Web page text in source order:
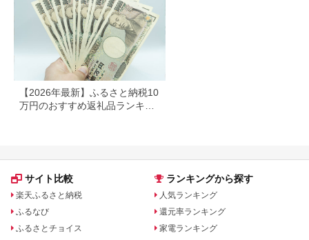
【2026年最新】ふるさと納税10
万円のおすすめ返礼品ランキン
サイト比較
楽天ふるさと納税
ふるなび
ふるさとチョイス
ランキングから探す
人気ランキング
還元率ランキング
家電ランキング